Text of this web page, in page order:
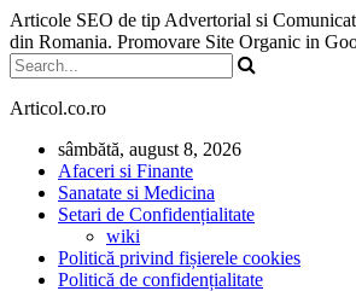
Articole SEO de tip Advertorial si
din Romania. Promovare Site Organic in
Articol.co.ro
sâmbătă, august 8, 2026
Afaceri si Finante
Sanatate si Medicina
Setari de Confidențialitate
wiki
Politică privind fișierele cookies
Politică de confidențialitate